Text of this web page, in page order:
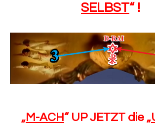
SELBST“ !
„M-ACH“ UP JETZT die „